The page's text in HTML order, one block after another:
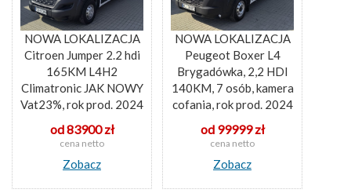
NOWA LOKALIZACJA
Citroen Jumper 2.2 hdi
165KM L4H2
Climatronic JAK NOWY
Vat23%, rok prod. 2024
od 83900 zł
cena netto
Zobacz
NOWA LOKALIZACJA
Peugeot Boxer L4
Brygadówka, 2,2 HDI
140KM, 7 osób, kamera
cofania, rok prod. 2024
od 99999 zł
cena netto
Zobacz